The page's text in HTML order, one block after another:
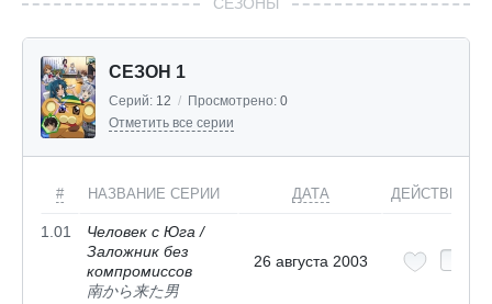
СЕЗОНЫ
СЕЗОН 1
Серий: 12 / Просмотрено: 0
Отметить все серии
# НАЗВАНИЕ СЕРИИ ДАТА ДЕЙСТВИЯ
1.01
Человек с Юга /
Заложник без
компромиссов
南から来た男
26 августа 2003